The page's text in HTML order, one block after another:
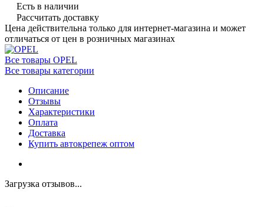
Есть в наличии
Рассчитать доставку
Цена действительна только для интернет-магазина и может
отличаться от цен в розничных магазинах
Все товары OPEL
Все товары категории
Описание
Отзывы
Характеристики
Оплата
Доставка
Купить автокрепеж оптом
Загрузка отзывов...